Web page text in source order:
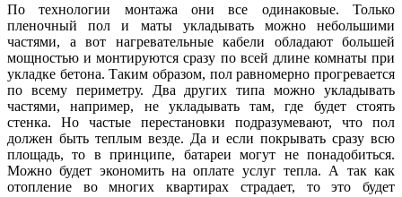
По технологии монтажа они все одинаковые. Только
пленочный пол и маты укладывать можно небольшими
частями, а вот нагревательные кабели обладают большей
мощностью и монтируются сразу по всей длине комнаты при
укладке бетона. Таким образом, пол равномерно прогревается
по всему периметру. Два других типа можно укладывать
частями, например, не укладывать там, где будет стоять
стенка. Но частые перестановки подразумевают, что пол
должен быть теплым везде. Да и если покрывать сразу всю
площадь, то в принципе, батареи могут не понадобиться.
Можно будет экономить на оплате услуг тепла. А так как
отопление во многих квартирах страдает, то это будет